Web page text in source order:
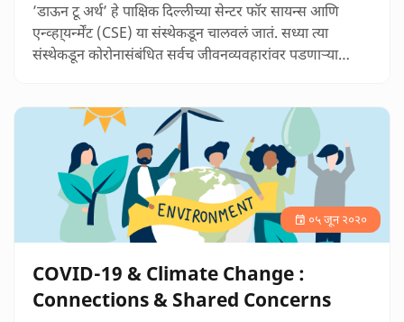
’डाऊन टू अर्थ’ हे पाक्षिक दिल्लीच्या सेन्टर फॉर सायन्स आणि
एन्व्हा्यर्न्मेंट (CSE) या संस्थेकडून चालवलं जातं. सध्या त्या
संस्थेकडून कोरोनासंबंधित सर्वच जीवनव्यवहारांवर पडणाऱ्या
मासिकांतून प्रसिद्ध झालेल्या शास्त्रीय लेखांवर आधारित असतात.
त्यातूनच मला बरेच शास्त्रीय ज्ञान झाले आहे. त्यातील काही म…
COVID-19 & Climate Change :
Connections & Shared Concerns
०५ जून २०२०